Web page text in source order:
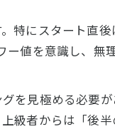
特にスタート直
値を意識し、無
を見極める必要
級者からは「後